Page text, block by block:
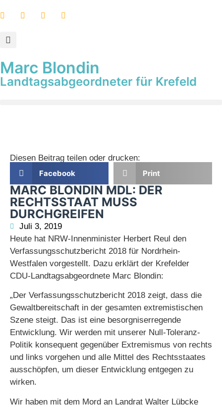
Marc Blondin
Landtagsabgeordneter für Krefeld
MARC BLONDIN MDL: DER
RECHTSSTAAT MUSS
DURCHGREIFEN
Juli 3, 2019
Heute hat NRW-Innenminister Herbert Reul den
Verfassungsschutzbericht 2018 für Nordrhein-
Westfalen vorgestellt. Dazu erklärt der Krefelder
CDU-Landtagsabgeordnete Marc Blondin:
„Der Verfassungsschutzbericht 2018 zeigt, dass die
Gewaltbereitschaft in der gesamten extremistischen
Szene steigt. Das ist eine besorgniserregende
Entwicklung. Wir werden mit unserer Null-Toleranz-
Politik konsequent gegenüber Extremismus von rechts
und links vorgehen und alle Mittel des Rechtsstaates
ausschöpfen, um dieser Entwicklung entgegen zu
wirken.
Wir haben mit dem Mord an Landrat Walter Lübcke
Diesen Beitrag teilen oder drucken:
Facebook
Print